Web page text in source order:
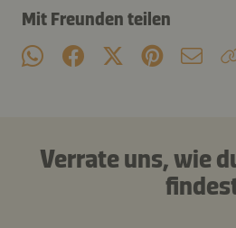
Mit Freunden teilen
Verrate uns, wie